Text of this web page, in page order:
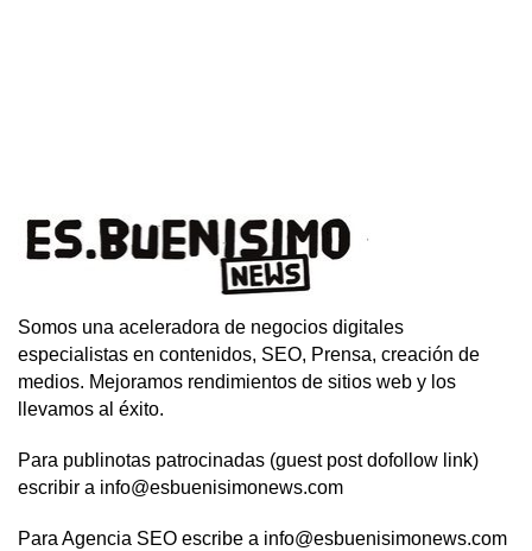
Somos una aceleradora de negocios digitales
especialistas en contenidos, SEO, Prensa, creación de
medios. Mejoramos rendimientos de sitios web y los
llevamos al éxito.
Para publinotas patrocinadas (guest post dofollow link)
escribir a info@esbuenisimonews.com
Para Agencia SEO escribe a info@esbuenisimonews.com